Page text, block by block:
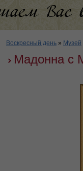
Воскресный день » Музей
Мадонна с